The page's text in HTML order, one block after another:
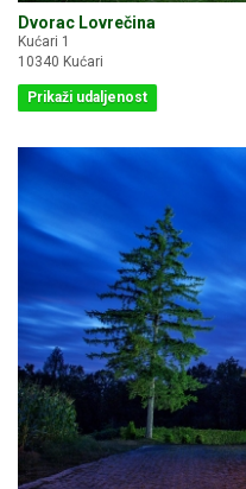
Dvorac Lovrečina
Kućari 1
10340 Kućari
Prikaži udaljenost